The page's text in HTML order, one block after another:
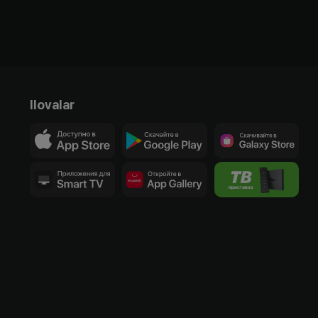
Ilovalar